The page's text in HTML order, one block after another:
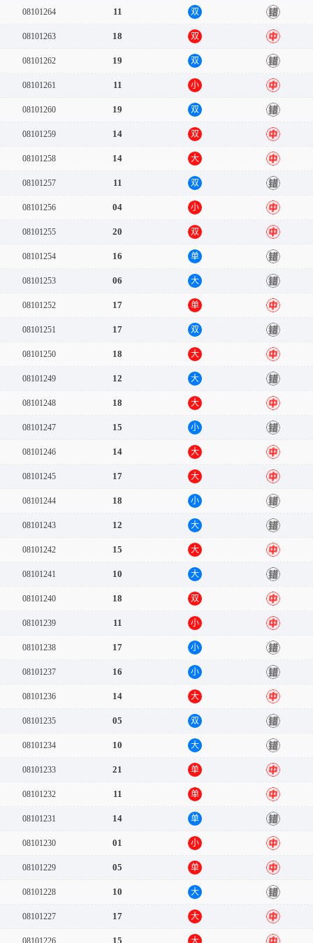
08101264 11 双 错
08101263 18 双 中
08101262 19 双 错
08101261 11 小 中
08101260 19 双 错
08101259 14 双 中
08101258 14 大 中
08101257 11 双 错
08101256 04 小 中
08101255 20 双 中
08101254 16 单 错
08101253 06 大 错
08101252 17 单 中
08101251 17 双 错
08101250 18 大 中
08101249 12 大 错
08101248 18 大 中
08101247 15 小 错
08101246 14 大 中
08101245 17 大 中
08101244 18 小 错
08101243 12 大 错
08101242 15 大 中
08101241 10 大 错
08101240 18 双 中
08101239 11 小 中
08101238 17 小 错
08101237 16 小 错
08101236 14 大 中
08101235 05 双 错
08101234 10 大 错
08101233 21 单 中
08101232 11 单 中
08101231 14 单 错
08101230 01 小 中
08101229 05 单 中
08101228 10 大 错
08101227 17 大 中
08101226 15 大 中